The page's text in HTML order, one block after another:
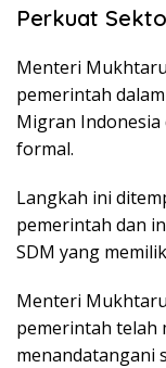
Perkuat
Menteri
pemerintah
Migran
formal.
Langkah ini
pemerintah dan
SDM yang
Menteri
pemerintah telah
menandatangani